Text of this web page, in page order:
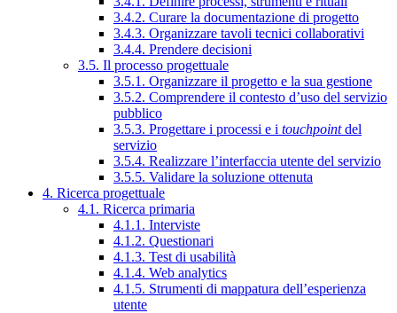
3.4.2. Curare la documentazione di progetto
3.4.3. Organizzare tavoli tecnici collaborativi
3.4.4. Prendere decisioni
3.5. Il processo progettuale
3.5.1. Organizzare il progetto e la sua gestione
3.5.2. Comprendere il contesto d’uso del servizio
pubblico
3.5.3. Progettare i processi e i touchpointdel
servizio
3.5.4. Realizzare l’interfaccia utente del servizio
3.5.5. Validare la soluzione ottenuta
4. Ricerca progettuale
4.1. Ricerca primaria
4.1.1. Interviste
4.1.2. Questionari
4.1.3. Test di usabilità
4.1.4. Web analytics
4.1.5. Strumenti di mappatura dell’esperienza
utente